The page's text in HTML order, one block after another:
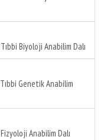
Tıbbi Biyoloji Anabilim Dalı
Tıbbi Genetik Anabilim
Fizyoloji Anabilim Dalı